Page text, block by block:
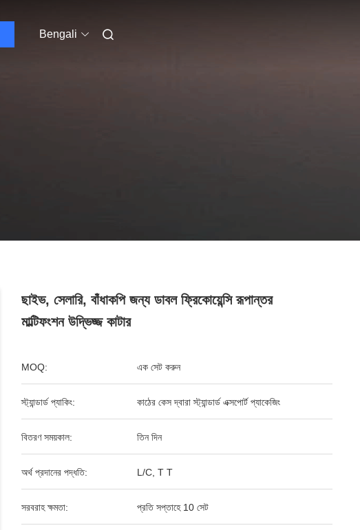
Bengali
ছাইভ, সেলারি, বাঁধাকপি জন্য ডাবল ফ্রিকোয়েন্সি রূপান্তর
মাল্টিফংশন উদ্ভিজ্জ কাটার
MOQ: এক সেট করুন
স্ট্যান্ডার্ড প্যাকিং: কাঠের কেস দ্বারা স্ট্যান্ডার্ড এক্সপোর্ট প্যাকেজিং
বিতরণ সময়কাল: তিন দিন
অর্থ প্রদানের পদ্ধতি: L/C, T T
সরবরাহ ক্ষমতা: প্রতি সপ্তাহে 10 সেট